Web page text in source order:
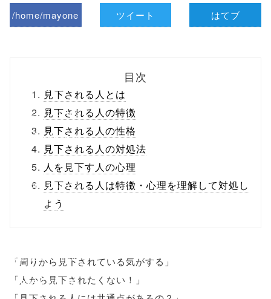
/home/mayone
ml/wp-
content/themes
/tapbiz_theme/
parts/sns-
buttons.php on
line10
onclick="windo
w.open(this.hre
ツイート はてブ
目次
見下される人とは
見下される人の特徴
見下される人の性格
見下される人の対処法
人を見下す人の心理
見下される人は特徴・心理を理解して対処し
よう
「周りから見下されている気がする」
「人から見下されたくない！」